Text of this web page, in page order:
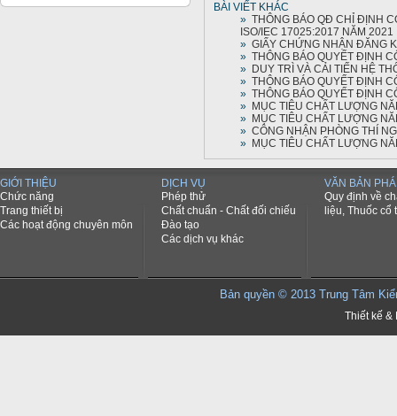
BÀI VIẾT KHÁC
» THÔNG BÁO QĐ CHỈ ĐỊNH
ISO/IEC 17025:2017 NĂM 2021
» GIẤY CHỨNG NHẬN ĐĂNG
» THÔNG BÁO QUYẾT ĐỊNH
» DUY TRÌ VÀ CẢI TIẾN HỆ
» THÔNG BÁO QUYẾT ĐỊNH
» THÔNG BÁO QUYẾT ĐỊNH
» MỤC TIÊU CHẤT LƯỢNG
» MỤC TIÊU CHẤT LƯỢNG
» CÔNG NHẬN PHÒNG THÍ
» MỤC TIÊU CHẤT LƯỢNG
GIỚI THIỆU
Chức năng
Trang thiết bị
Các hoạt động chuyên môn
DỊCH VỤ
Phép thử
Chất chuẩn - Chất đối chiếu
Đào tạo
Các dịch vụ khác
VĂN BẢN
Quy định về
liệu, Thuốc cổ
Bản quyền © 2013 Trung Tâm
Thiết kế